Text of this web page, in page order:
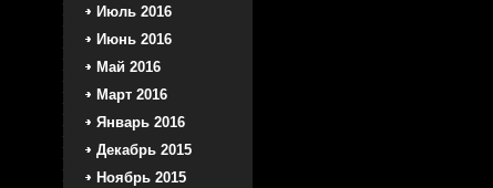
Июль 2016
Июнь 2016
Май 2016
Март 2016
Январь 2016
Декабрь 2015
Ноябрь 2015